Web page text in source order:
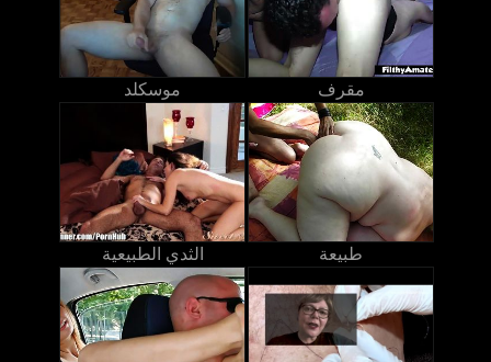
موسكلد مقرف
الثدي الطبيعية طبيعة